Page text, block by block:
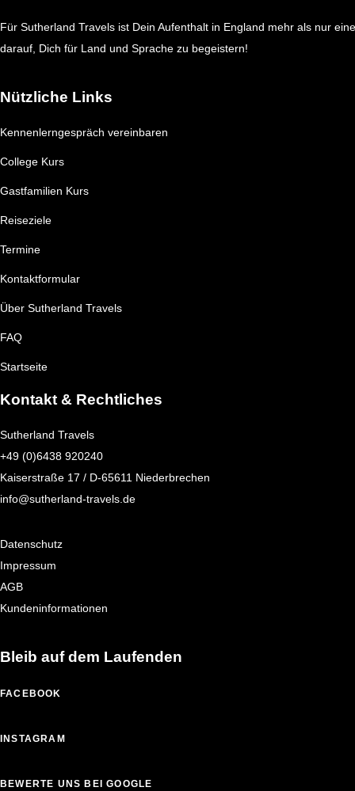
Für Sutherland Travels ist Dein Aufenthalt in England mehr als nur
darauf, Dich für Land und Sprache zu begeistern!
Nützliche Links
Kennenlerngespräch vereinbaren
College Kurs
Gastfamilien Kurs
Reiseziele
Termine
Kontaktformular
Über Sutherland Travels
FAQ
Startseite
Kontakt & Rechtliches
Sutherland Travels
+49 (0)6438 920240
Kaiserstraße 17 / D-65611 Niederbrechen
info@sutherland-travels.de
Datenschutz
Impressum
AGB
Kundeninformationen
Bleib auf dem Laufenden
FACEBOOK
INSTAGRAM
BEWERTE UNS BEI GOOGLE